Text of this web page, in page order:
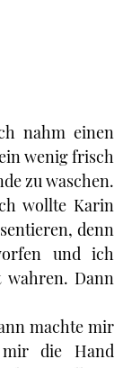
nahm einen
wenig frisch
zu waschen.
wollte Karin
denn
und ich
wahren. Dann
machte mir
die Hand